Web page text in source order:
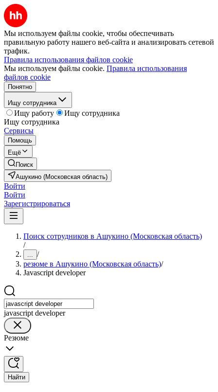
Мы используем файлы cookie, чтобы обеспечивать
правильную работу нашего веб-сайта и анализировать сетевой
трафик.
Правила использования файлов cookie
Мы используем файлы cookie. Правила использования
файлов cookie
Понятно
Ищу сотрудника
Ищу работу
Ищу сотрудника
Ищу сотрудника
Сервисы
Помощь
Ещё
Поиск
Ашукино (Московская область)
Войти
Войти
Зарегистрироваться
Поиск сотрудников в Ашукино (Московская область)
/
... /
резюме в Ашукино (Московская область)/
Javascript developer
javascript developer
Резюме
Найти